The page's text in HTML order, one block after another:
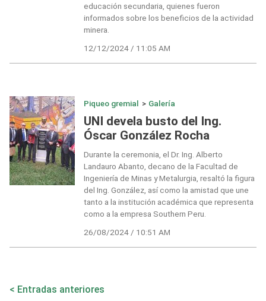
educación secundaria, quienes fueron
informados sobre los beneficios de la actividad
minera.
12/12/2024 / 11:05 AM
Piqueo gremial > Galería
UNI devela busto del Ing.
Óscar González Rocha
Durante la ceremonia, el Dr. Ing. Alberto
Landauro Abanto, decano de la Facultad de
Ingeniería de Minas y Metalurgia, resaltó la figura
del Ing. González, así como la amistad que une
tanto a la institución académica que representa
como a la empresa Southern Peru.
26/08/2024 / 10:51 AM
Navegación
Entradas anteriores